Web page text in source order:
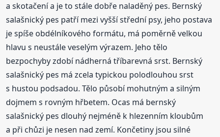
a skotačení a je to stále dobře naladěný pes. Bernský
salašnický pes patří mezi vyšší střední psy, jeho postava
je spíše obdélníkového formátu, má poměrně velkou
hlavu s neustále veselým výrazem. Jeho tělo
bezpochyby zdobí nádherná tříbarevná srst. Bernský
salašnický pes má zcela typickou polodlouhou srst
s hustou podsadou. Tělo působí mohutným a silným
dojmem s rovným hřbetem. Ocas má bernský
salašnický pes dlouhý nejméně k hlezenním kloubům
a při chůzi je nesen nad zemí. Končetiny jsou silné